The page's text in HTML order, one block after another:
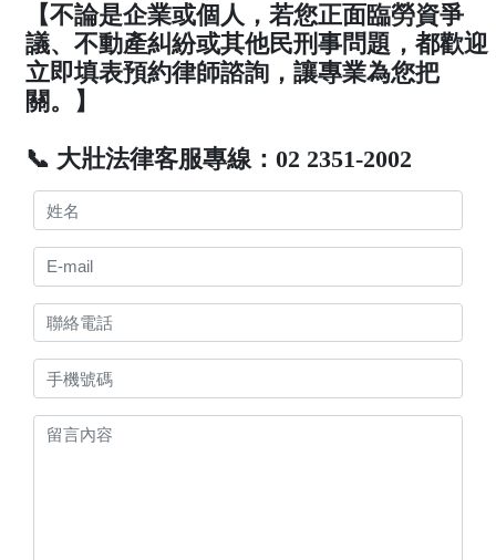
【不論是企業或個人，若您正面臨勞資爭
議、不動產糾紛或其他民刑事問題，都歡迎
立即填表預約律師諮詢，讓專業為您把
關。】
📞 大壯法律客服專線：02 2351-2002